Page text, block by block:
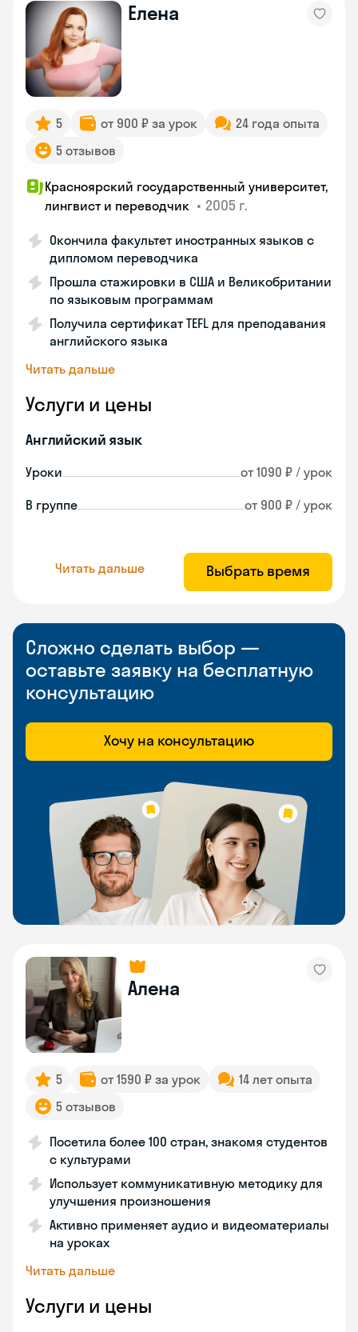
Елена
5 от 900 ₽ за урок
24 года опыта
5 отзывов
Красноярский государственный университет,
лингвист и переводчик • 2005 г.
Окончила факультет иностранных языков с
дипломом переводчика
Прошла стажировки в США и Великобритании
по языковым программам
Получила сертификат TEFL для преподавания
английского языка
Читать дальше
Услуги и цены
Английский язык
Уроки от 1090 ₽ / урок
В группе от 900 ₽ / урок
Читать дальше Выбрать время
Сложно сделать выбор —
оставьте заявку на бесплатную
консультацию
Хочу на консультацию
Алена
5 от 1590 ₽ за урок
14 лет опыта
5 отзывов
Посетила более 100 стран, знакомя студентов
с культурами
Использует коммуникативную методику для
улучшения произношения
Активно применяет аудио и видеоматериалы
на уроках
Читать дальше
Услуги и цены